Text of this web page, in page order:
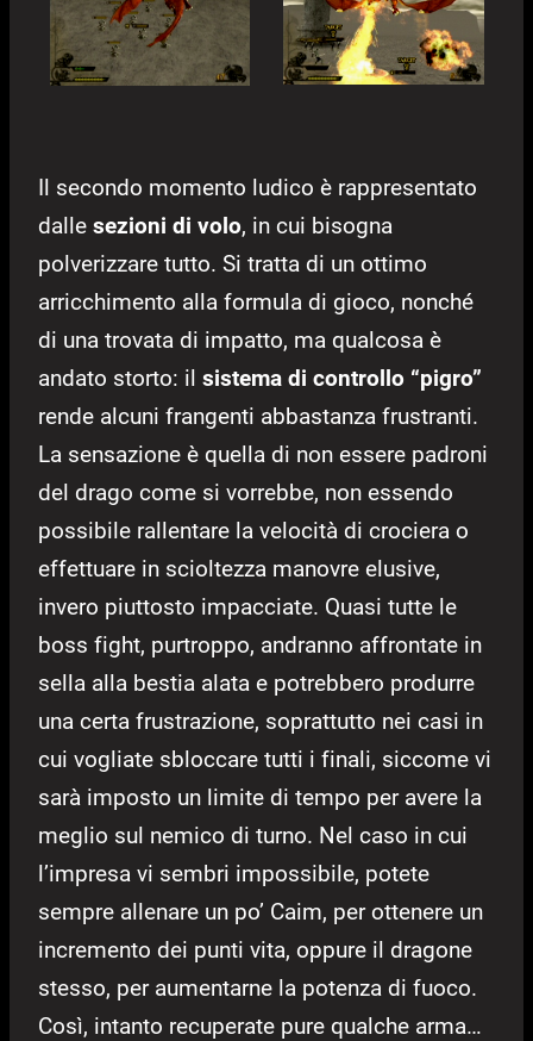
Il secondo momento ludico è rappresentato
dalle sezioni di volo, in cui bisogna
polverizzare tutto. Si tratta di un ottimo
arricchimento alla formula di gioco, nonché
di una trovata di impatto, ma qualcosa è
andato storto: il sistema di controllo “pigro”
rende alcuni frangenti abbastanza frustranti.
La sensazione è quella di non essere padroni
del drago come si vorrebbe, non essendo
possibile rallentare la velocità di crociera o
effettuare in scioltezza manovre elusive,
invero piuttosto impacciate. Quasi tutte le
boss fight, purtroppo, andranno affrontate in
sella alla bestia alata e potrebbero produrre
una certa frustrazione, soprattutto nei casi in
cui vogliate sbloccare tutti i finali, siccome vi
sarà imposto un limite di tempo per avere la
meglio sul nemico di turno. Nel caso in cui
l’impresa vi sembri impossibile, potete
sempre allenare un po’ Caim, per ottenere un
incremento dei punti vita, oppure il dragone
stesso, per aumentarne la potenza di fuoco.
Così, intanto recuperate pure qualche arma…